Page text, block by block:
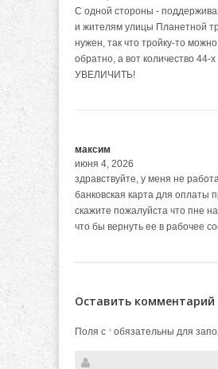
С одной стороны -
и жителям улицы Планетной
нужен, так что тройку-то
обратно, а вот количество 44-х
УВЕЛИЧИТЬ!
максим
июня 4, 2026
здравствуйте, у меня не
банковская карта для оплаты
скажите пожалуйста что пне
что бы вернуть ее в рабочее
Оставить комментарий
Поля с *обязательны для